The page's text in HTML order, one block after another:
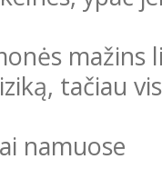
mažins
tačiau
namuose